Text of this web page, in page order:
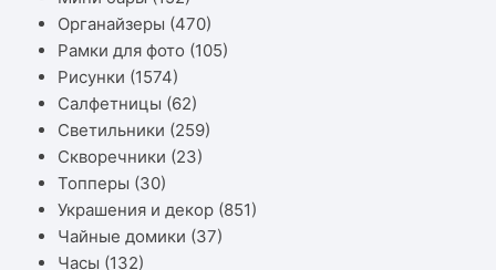
Органайзеры (470)
Рамки для фото (105)
Рисунки (1574)
Салфетницы (62)
Светильники (259)
Скворечники (23)
Топперы (30)
Украшения и декор (851)
Чайные домики (37)
Часы (132)